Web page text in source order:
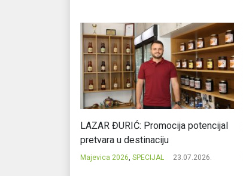
LAZAR ĐURIĆ: Promocija potencijal
pretvara u destinaciju
Majevica 2026, SPECIJAL 23.07.2026.